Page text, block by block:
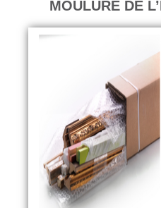
MOULURE DE